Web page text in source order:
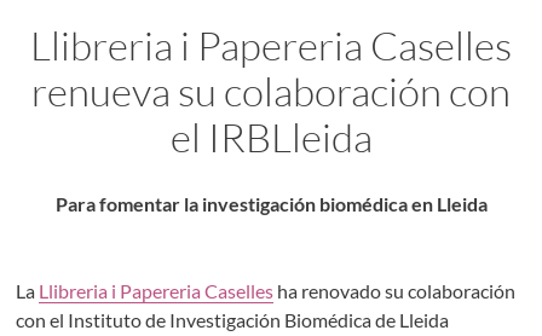
Llibreria i Papereria Caselles
renueva su colaboración con
el IRBLleida
Para fomentar la investigación biomédica en Lleida
La Llibreria i Papereria Caselles ha renovado su colaboración
con el Instituto de Investigación Biomédica de Lleida